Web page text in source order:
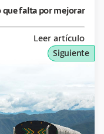
Siguiente
que falta por mejorar
Leer artículo